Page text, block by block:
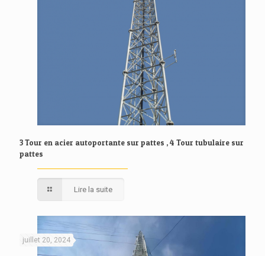
3 Tour en acier autoportante sur pattes , 4 Tour tubulaire sur
pattes
Lire la suite
juillet 20, 2024